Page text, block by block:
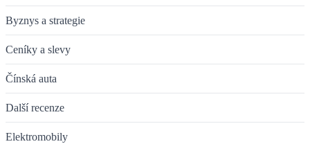
Byznys a strategie
Ceníky a slevy
Čínská auta
Další recenze
Elektromobily